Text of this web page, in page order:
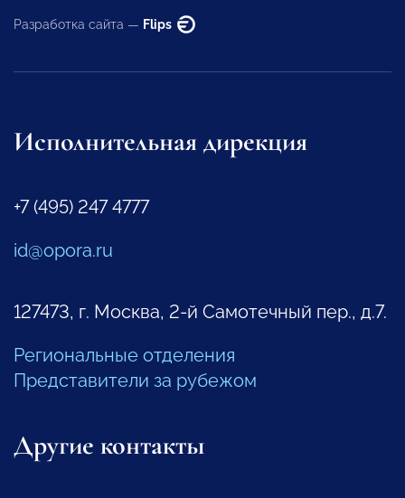
Разработка сайта — Flips
Исполнительная дирекция
+7 (495) 247 4777
id@opora.ru
127473, г. Москва, 2-й Самотечный пер., д.7.
Региональные отделения
Представители за рубежом
Другие контакты